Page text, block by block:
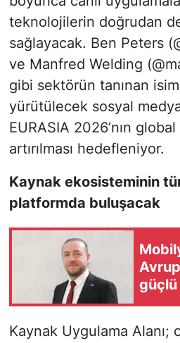
teknolojilerin doğrudan
sağlayacak. Ben Peters
ve Manfred Welding
gibi sektörün tanınan
yürütülecek sosyal medya
EURASIA 2026’nın
artırılması hedefleniyor.
Kaynak ekosisteminin
platformda buluşacak
Kaynak Uygulama Alanı;